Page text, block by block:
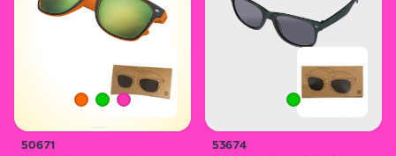
50671 53674